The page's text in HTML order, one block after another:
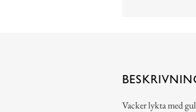
Vacker lykta med